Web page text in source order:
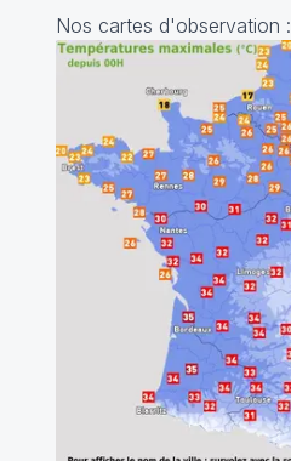
Nos cartes d'observation :